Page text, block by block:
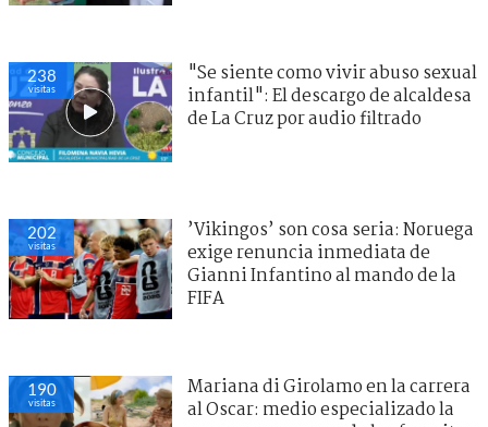
238
visitas
"Se siente como vivir abuso sexual
infantil": El descargo de alcaldesa
de La Cruz por audio filtrado
202
visitas
’Vikingos’ son cosa seria: Noruega
exige renuncia inmediata de
Gianni Infantino al mando de la
FIFA
190
visitas
Mariana di Girolamo en la carrera
al Oscar: medio especializado la